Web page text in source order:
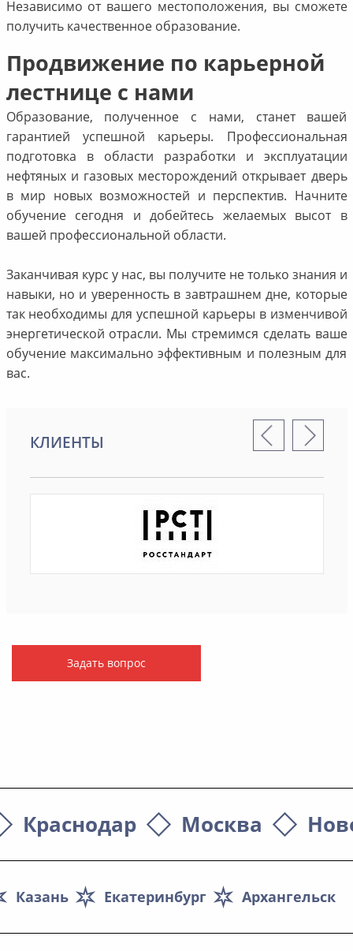
Независимо от вашего местоположения, вы сможете
получить качественное образование.
Продвижение по карьерной
лестнице с нами
Образование, полученное с нами, станет вашей
гарантией успешной карьеры. Профессиональная
подготовка в области разработки и эксплуатации
нефтяных и газовых месторождений открывает дверь
в мир новых возможностей и перспектив. Начните
обучение сегодня и добейтесь желаемых высот в
вашей профессиональной области.
Заканчивая курс у нас, вы получите не только знания и
навыки, но и уверенность в завтрашнем дне, которые
так необходимы для успешной карьеры в изменчивой
энергетической отрасли. Мы стремимся сделать ваше
обучение максимально эффективным и полезным для
вас.
КЛИЕНТЫ
Задать вопрос
Краснодар Москва
Архангельск
Екатеринбург
Казань